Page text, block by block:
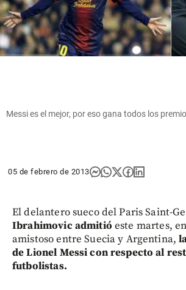
Messi es el mejor, por eso gana todos los
05 de febrero de 2013
El delantero sueco del Paris Saint-
Ibrahimovic admitió este martes,
amistoso entre Suecia y Argentina,
de Lionel Messi con respecto al
futbolistas.